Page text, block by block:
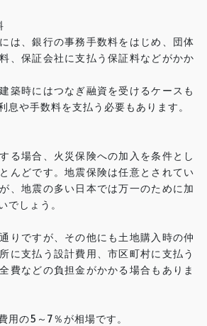
は、銀行の事務手数料をはじめ、団体
、保証会社に支払う保証料などがかか
築時にはつなぎ融資を受けるケースも
息や手数料を支払う必要もあります。
る場合、火災保険への加入を条件とし
んどです。地震保険は任意とされてい
、地震の多い日本では万一のために加
でしょう。
りですが、その他にも土地購入時の仲
に支払う設計費用、市区町村に支払う
費などの負担金がかかる場合もありま
用の5～7％が相場です。